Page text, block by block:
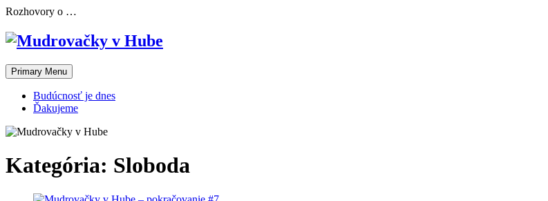
Skip
content
Rozhovory o …
Primary Menu
Budúcnosť je dnes
Ďakujeme
Kategória: Sloboda